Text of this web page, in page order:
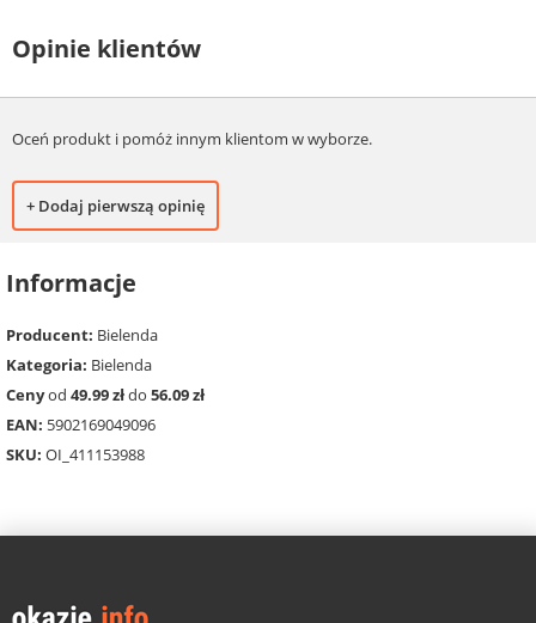
Opinie klientów
Oceń produkt i pomóż innym klientom w wyborze.
+ Dodaj pierwszą opinię
Informacje
Producent: Bielenda
Kategoria: Bielenda
Cenyod 49.99 złdo 56.09 zł
EAN: 5902169049096
SKU: OI_411153988